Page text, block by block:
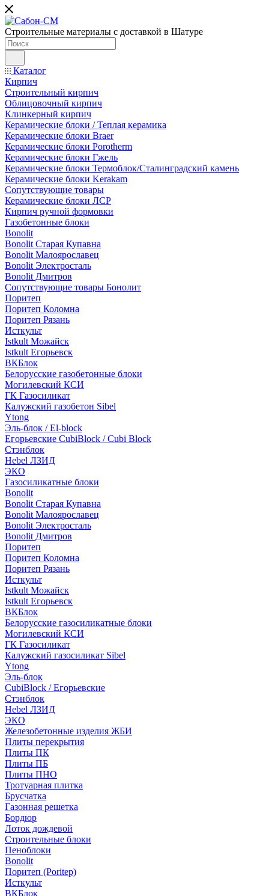
Строительные материалы с доставкой в Шатуре
Каталог
Кирпич
Строительный кирпич
Облицовочный кирпич
Клинкерный кирпич
Керамические блоки / Теплая керамика
Керамические блоки Braer
Керамические блоки Porotherm
Керамические блоки Гжель
Керамические блоки Термоблок/Сталинградский камень
Керамические блоки Kerakam
Сопутствующие товары
Керамические блоки ЛСР
Кирпич ручной формовки
Газобетонные блоки
Bonolit
Bonolit Старая Купавна
Bonolit Малоярославец
Bonolit Электросталь
Bonolit Дмитров
Сопутствующие товары Бонолит
Поритеп
Поритеп Коломна
Поритеп Рязань
Исткульт
Istkult Можайск
Istkult Егорьевск
ВКБлок
Белорусские газобетонные блоки
Могилевский КСИ
ГК Газосиликат
Калужский газобетон Sibel
Ytong
Эль-блок / El-block
Егорьевские CubiBlock / Cubi Block
Стэнблок
Hebel ЛЗИД
ЭКО
Газосиликатные блоки
Bonolit
Bonolit Старая Купавна
Bonolit Малоярославец
Bonolit Электросталь
Bonolit Дмитров
Поритеп
Поритеп Коломна
Поритеп Рязань
Исткульт
Istkult Можайск
Istkult Егорьевск
ВКБлок
Белорусские газосиликатные блоки
Могилевский КСИ
ГК Газосиликат
Калужский газосиликат Sibel
Ytong
Эль-блок
CubiBlock / Егорьевские
Стэнблок
Hebel ЛЗИД
ЭКО
Железобетонные изделия ЖБИ
Плиты перекрытия
Плиты ПК
Плиты ПБ
Плиты ПНО
Тротуарная плитка
Брусчатка
Газонная решетка
Бордюр
Лоток дождевой
Строительные блоки
Пеноблоки
Bonolit
Поритеп (Poritep)
Исткульт
ВКБлок